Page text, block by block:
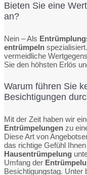
Bieten Sie eine
an?
Nein – Als
entrümpeln
vermeidliche
Sie den höhsten Erlös
Warum führen Sie
Besichtigungen
Mit der Zeit haben wir
Entrümpelungen zu
Diese Art von
das richtige Gefühl
Hausentrümpelung
Umfang der
Besichtigungstag. Unter